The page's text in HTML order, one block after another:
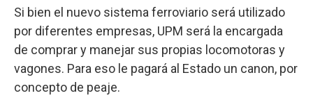
Si bien el nuevo sistema ferroviario será utilizado
por diferentes empresas, UPM será la encargada
de comprar y manejar sus propias locomotoras y
vagones. Para eso le pagará al Estado un canon, por
concepto de peaje.